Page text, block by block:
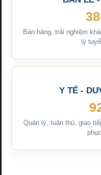
Bán hàng, trải nghiệm
lý
Y TẾ -
Quản lý, tuân thủ, giao